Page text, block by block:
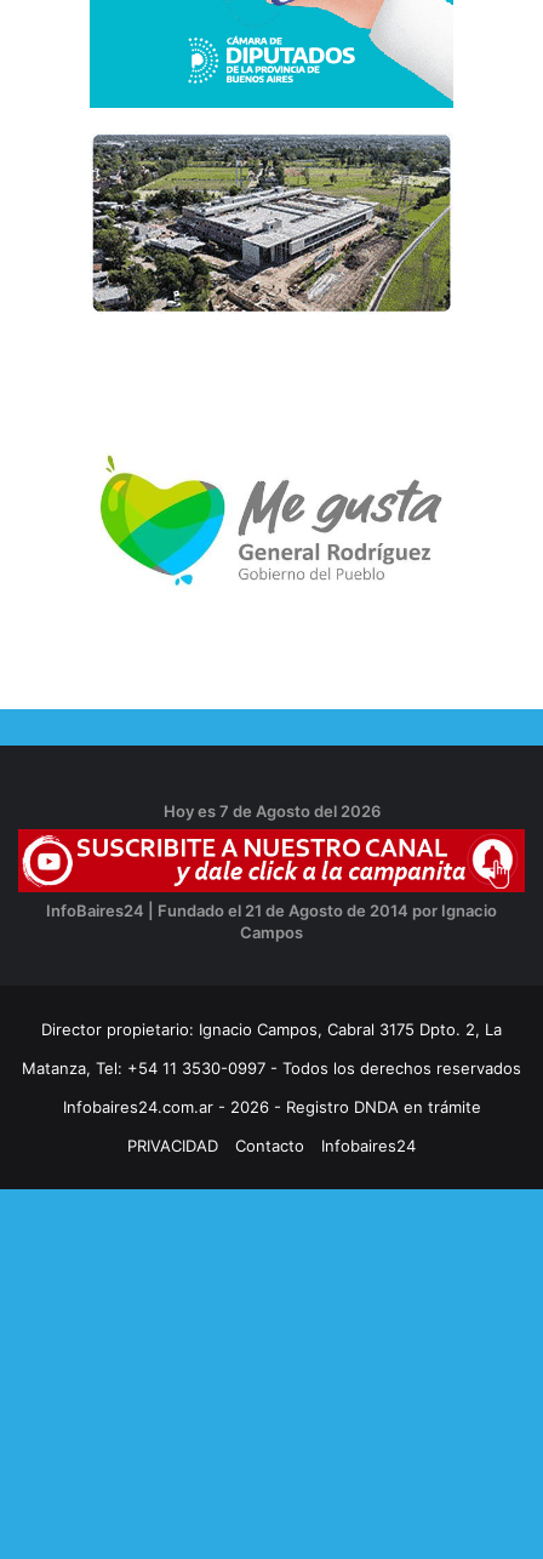
Hoy es 7 de Agosto del 2026
InfoBaires24 | Fundado el 21 de Agosto de 2014 por Ignacio
Campos
Director propietario: Ignacio Campos, Cabral 3175 Dpto. 2, La
Matanza, Tel: +54 11 3530-0997 - Todos los derechos reservados
Infobaires24.com.ar - 2026 - Registro DNDA en trámite
PRIVACIDAD
Contacto Infobaires24